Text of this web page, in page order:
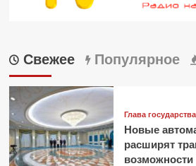
Свежее Популярное
Глава государства
Новые
расширят
возможности